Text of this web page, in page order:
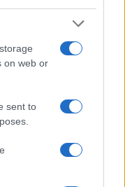
on web or
sent to